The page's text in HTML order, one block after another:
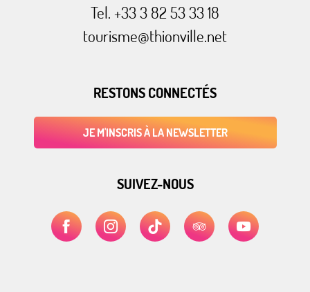
Tel. +33 3 82 53 33 18
tourisme@thionville.net
RESTONS CONNECTÉS
JE M'INSCRIS À LA NEWSLETTER
SUIVEZ-NOUS